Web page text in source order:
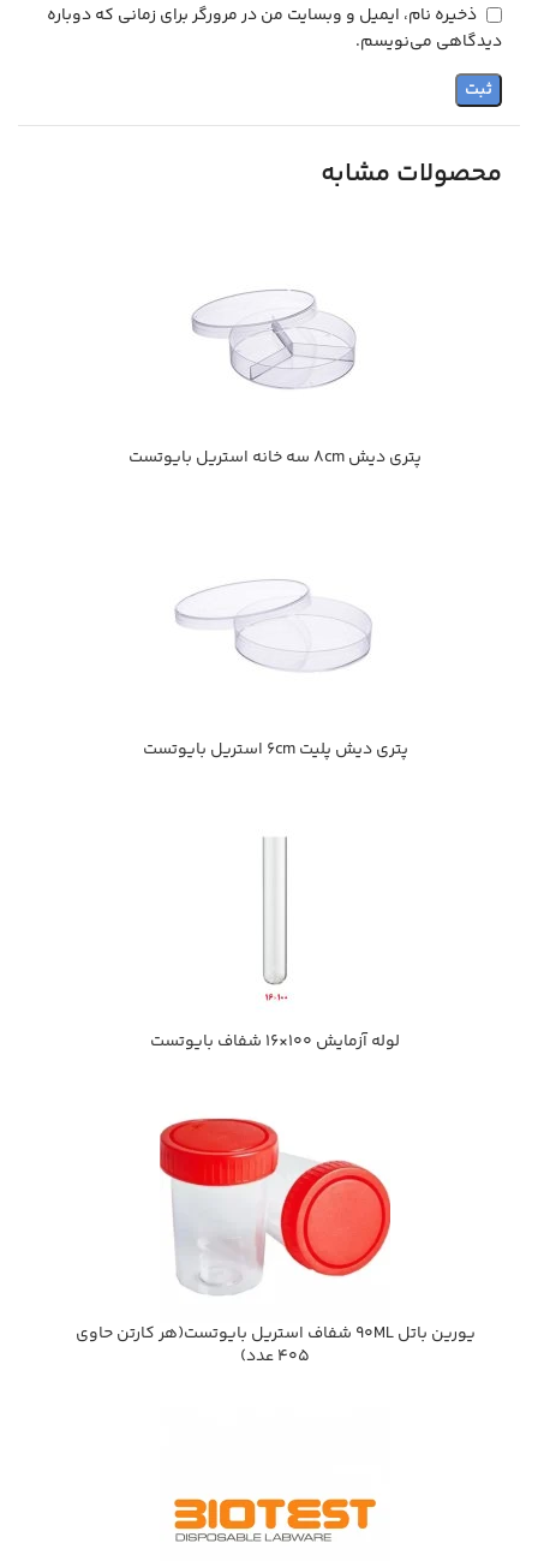
ذخیره نام، ایمیل و وبسایت من در مرورگر برای زمانی که دوباره
دیدگاهی می‌نویسم.
محصولات مشابه
پتري ديش 8cm سه خانه استريل بایوتست
پتري ديش پليت 6cm استريل بايوتست
لوله آزمايش 100×16 شفاف بايوتست
يورين باتل 90ML شفاف استريل بايوتست(هر كارتن حاوي
405 عدد)